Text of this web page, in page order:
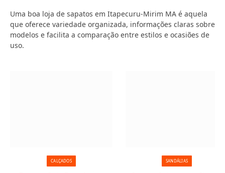
Uma boa loja de sapatos em Itapecuru-Mirim MA é aquela
que oferece variedade organizada, informações claras sobre
modelos e facilita a comparação entre estilos e ocasiões de
uso.
CALÇADOS SANDÁLIAS